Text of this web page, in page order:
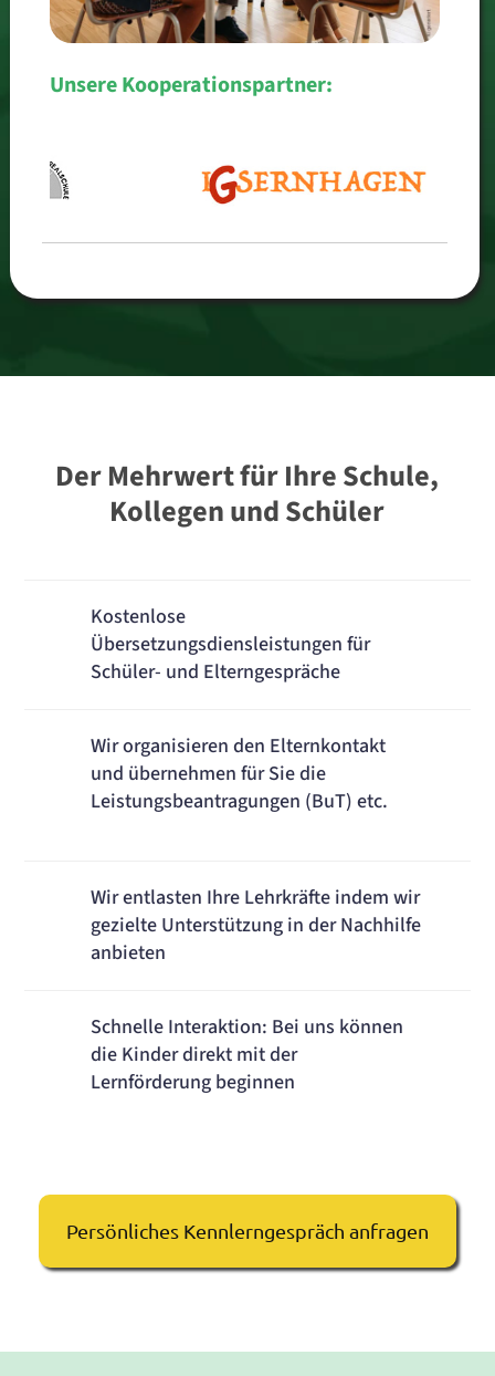
Unsere Kooperationspartner:
Der Mehrwert für Ihre Schule,
Kollegen und Schüler
Kostenlose
Übersetzungsdiensleistungen für
Schüler- und Elterngespräche
Wir organisieren den Elternkontakt
und übernehmen für Sie die
Leistungsbeantragungen (BuT) etc.
Wir entlasten Ihre Lehrkräfte indem wir
gezielte Unterstützung in der Nachhilfe
anbieten
Schnelle Interaktion: Bei uns können
die Kinder direkt mit der
Lernförderung beginnen
Persönliches Kennlerngespräch anfragen